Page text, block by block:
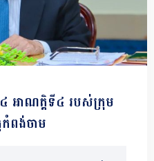
អាណត្តិទី៤ របស់ក្រុម
កំពង់ចាម